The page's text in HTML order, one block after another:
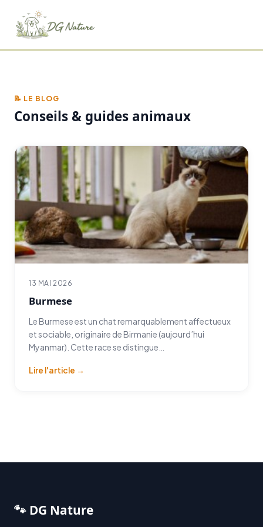
📝 LE BLOG
Conseils & guides animaux
13 MAI 2026
Burmese
Le Burmese est un chat remarquablement affectueux
et sociable, originaire de Birmanie (aujourd’hui
Myanmar). Cette race se distingue…
Lire l'article →
🐾 DG Nature